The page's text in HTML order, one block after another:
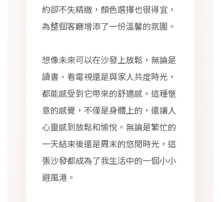
約卻不失精緻，顏色選擇也很得宜，
為整個客廳增添了一份溫馨的氛圍。
想像未來可以在沙發上放鬆，無論是
讀書、看電視還是與家人共度時光，
都能感受到它帶來的舒適感。這種愜
意的感覺，不僅是身體上的，還讓人
心靈感到放鬆和愉悅。無論是繁忙的
一天結束後還是周末的悠閒時光，這
張沙發都成為了我生活中的一個小小
避風港。